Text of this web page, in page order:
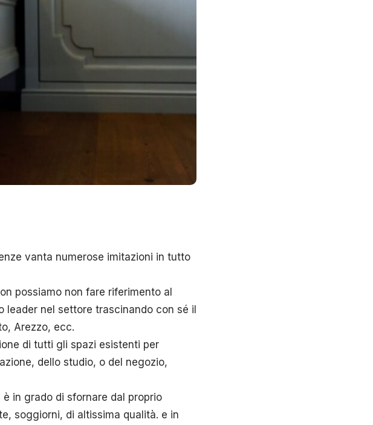
vanta numerose imitazioni in tutto
possiamo non fare riferimento al
leader nel settore trascinando con sé il
Arezzo, ecc.
di tutti gli spazi esistenti per
dello studio, o del negozio,
in grado di sfornare dal proprio
soggiorni, di altissima qualità. e in